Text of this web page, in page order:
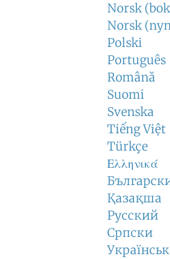
Norsk
Norsk
Polski
Português
Română
Suomi
Svenska
Tiếng Việt
Türkçe
Ελληνικά
Қазақша
Русский
Српски